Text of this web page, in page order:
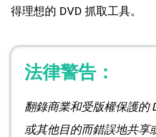
得理想的 DVD 抓取工具。
法律警告：
翻錄商業和受版權保護的
或其他目的而錯誤地共享